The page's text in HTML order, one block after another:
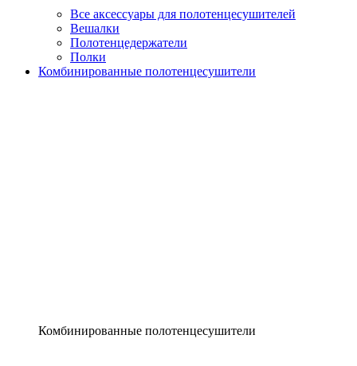
Все аксессуары для полотенцесушителей
Вешалки
Полотенцедержатели
Полки
Комбинированные полотенцесушители
Комбинированные полотенцесушители